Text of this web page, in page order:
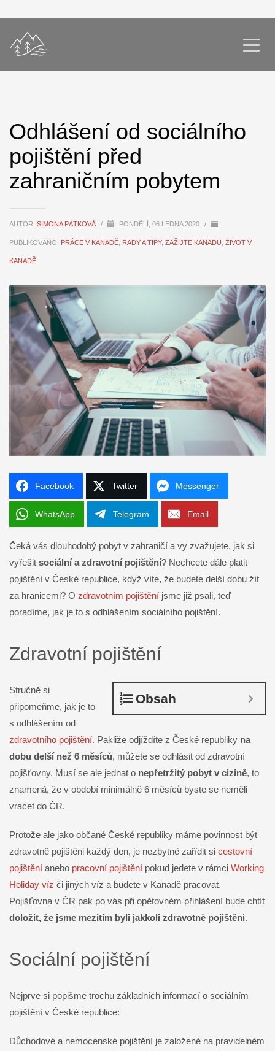
Odhlášení od sociálního
pojištění před
zahraničním pobytem
AUTOR: SIMONA PÁTKOVÁ / PONDĚLÍ, 06 LEDNA 2020 /
PUBLIKOVÁNO: PRÁCE V KANADĚ RADY A TIPY, ZAŽIJTE KANADU ŽIVOT V
KANADĚ
Facebook Twitter Messenger
WhatsApp Telegram Email
Čeká vás dlouhodobý pobyt v zahraničí a vy zvažujete, jak si
vyřešit sociální a zdravotní pojištění? Nechcete dále platit
pojištění v České republice, když víte, že budete delší dobu žít
za hranicemi? O zdravotním pojištění jsme již psali, teď
poradíme, jak je to s odhlášením sociálního pojištění.
Zdravotní pojištění
Obsah
Stručně si
připomeňme, jak je to
s odhlášením od
zdravotního pojištění. Pakliže odjíždíte z České republiky na
dobu delší než 6 měsíců, můžete se odhlásit od zdravotní
pojišťovny. Musí se ale jednat o nepřetržitý pobyt v cizině, to
znamená, že v období minimálně 6 měsíců byste se neměli
vracet do ČR.
Protože ale jako občané České republiky máme povinnost být
zdravotně pojištěni každý den, je nezbytné zařídit si cestovní
pojištění anebo pracovní pojištění pokud jedete v rámci Working
Holiday víz či jiných víz a budete v Kanadě pracovat.
Pojišťovna v ČR pak po vás při opětovném přihlášení bude chtít
doložit, že jsme mezitím byli jakkoli zdravotně pojištěni.
Sociální pojištění
Nejprve si popišme trochu základních informací o sociálním
pojištění v České republice:
Důchodové a nemocenské pojištění je založené na pravidelném